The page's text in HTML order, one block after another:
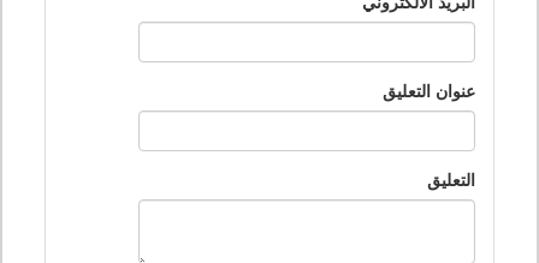
عنوان التعليق
التعليق